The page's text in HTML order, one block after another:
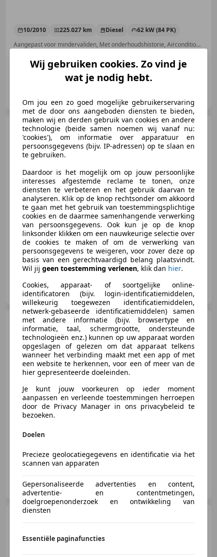
10/2010 225.027 km Diesel
62 kW (84 PK)
Aangepast voor mindervaliden, Met onderhoudshistorie, Airconditioning, Schuifdeur rechts, Elektrisch verstelbare buitenspiegels, Elektrische ramen, Parkeerhulp achter, Centrale deurvergrendeling met afstandsbediening
Mercedes-Benz Sprinter
416 CDI 2.7 L2H2- Airco /
Standkachel / Marge!
€ 9.950
04/2005 196.217 km Diesel
115 kW (156 PK)
Airconditioning, Traction control, Armsteun, ABS
Aalberts Bedrijfswagens B.V.
NL-7218 NP ALMEN
Volkswagen
Transporter2.0 TDI 114PK
L2H1 BM DC Comfortline
€ 7.950
06/2013
NL-7218 NP ALMEN
Wij gebruiken cookies. Zo vind je
wat je nodig hebt.
Om jou een zo goed mogelijke gebruikerservaring
met de door ons aangeboden diensten te bieden,
maken wij en derden gebruik van cookies en andere
technologie (beide samen noemen wij vanaf nu:
'cookies'), om informatie over apparatuur en
persoonsgegevens (bijv. IP-adressen) op te slaan en
te gebruiken.
Daardoor is het mogelijk om op jouw persoonlijke
interesses afgestemde reclame te tonen, onze
diensten te verbeteren en het gebruik daarvan te
analyseren. Klik op de knop rechtsonder om akkoord
te gaan met het gebruik van toestemmingsplichtige
cookies en de daarmee samenhangende verwerking
van persoonsgegevens. Ook kun je op de knop
linksonder klikken om een nauwkeurige selectie over
de cookies te maken of om de verwerking van
persoonsgegevens te weigeren, voor zover deze op
basis van een gerechtvaardigd belang plaatsvindt.
Wil jij geen toestemming verlenen, klik dan hier.
Cookies, apparaat- of soortgelijke online-
identificatoren (bijv. login-identificatiemiddelen,
willekeurig toegewezen identificatiemiddelen,
netwerk-gebaseerde identificatiemiddelen) samen
met andere informatie (bijv. browsertype en
informatie, taal, schermgrootte, ondersteunde
technologieën enz.) kunnen op uw apparaat worden
opgeslagen of gelezen om dat apparaat telkens
wanneer het verbinding maakt met een app of met
een website te herkennen, voor een of meer van de
hier gepresenteerde doeleinden.
Je kunt jouw voorkeuren op ieder moment
aanpassen en verleende toestemmingen herroepen
door de Privacy Manager in ons privacybeleid te
bezoeken.
Doelen
Precieze geolocatiegegevens en identificatie via het
scannen van apparaten
Gepersonaliseerde advertenties en content,
advertentie- en contentmetingen,
doelgroepenonderzoek en ontwikkeling van
diensten
Essentiële paginafuncties